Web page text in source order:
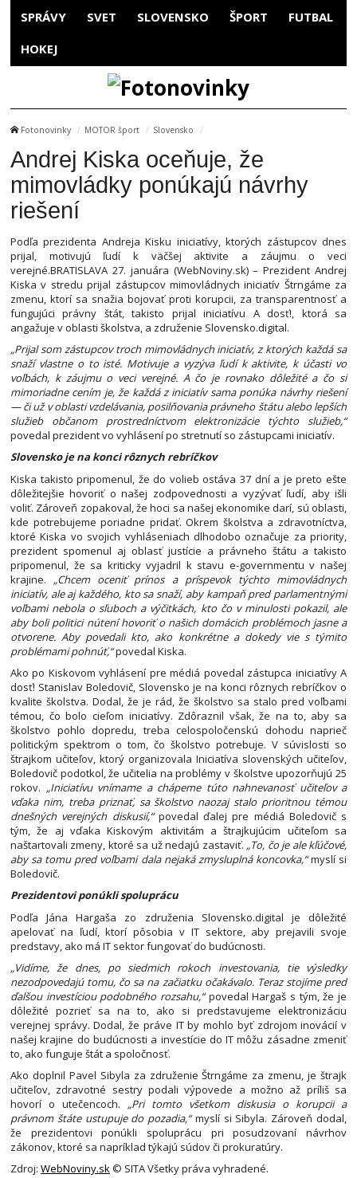
SPRÁVY SVET SLOVENSKO ŠPORT FUTBAL
HOKEJ
Fotonovinky MOTOR šport Slovensko
Andrej Kiska oceňuje, že
mimovládky ponúkajú návrhy
riešení
Podľa prezidenta Andreja Kisku iniciatívy, ktorých zástupcov dnes
prijal, motivujú ľudí k väčšej aktivite a záujmu o veci
verejné.BRATISLAVA 27. januára (WebNoviny.sk) – Prezident Andrej
Kiska v stredu prijal zástupcov mimovládnych iniciatív Štrngáme za
zmenu, ktorí sa snažia bojovať proti korupcii, za transparentnosť a
fungujúci právny štát, takisto prijal iniciatívu A dosť!, ktorá sa
angažuje v oblasti školstva, a združenie Slovensko.digital.
„Prijal som zástupcov troch mimovládnych iniciatív, z ktorých každá sa
snaží vlastne o to isté. Motivuje a vyzýva ľudí k aktivite, k účasti vo
voľbách, k záujmu o veci verejné. A čo je rovnako dôležité a čo si
mimoriadne cením je, že každá z iniciatív sama ponúka návrhy riešení
— či už v oblasti vzdelávania, posilňovania právneho štátu alebo lepších
služieb občanom prostredníctvom elektronizácie týchto služieb,“
povedal prezident vo vyhlásení po stretnutí so zástupcami iniciatív.
Slovensko je na konci rôznych rebríčkov
Kiska takisto pripomenul, že do volieb ostáva 37 dní a je preto ešte
dôležitejšie hovoriť o našej zodpovednosti a vyzývať ľudí, aby išli
voliť. Zároveň zopakoval, že hoci sa našej ekonomike darí, sú oblasti,
kde potrebujeme poriadne pridať. Okrem školstva a zdravotníctva,
ktoré Kiska vo svojich vyhláseniach dlhodobo označuje za priority,
prezident spomenul aj oblasť justície a právneho štátu a takisto
pripomenul, že sa kriticky vyjadril k stavu e-governmentu v našej
krajine. „Chcem oceniť prínos a príspevok týchto mimovládnych
iniciatív, ale aj každého, kto sa snaží, aby kampaň pred parlamentnými
voľbami nebola o sľuboch a výčitkách, kto čo v minulosti pokazil, ale
aby boli politici nútení hovoriť o našich domácich problémoch jasne a
otvorene. Aby povedali kto, ako konkrétne a dokedy vie s týmito
problémami pohnúť,“povedal Kiska.
Ako po Kiskovom vyhlásení pre médiá povedal zástupca iniciatívy A
dosť! Stanislav Boledovič, Slovensko je na konci rôznych rebríčkov o
kvalite školstva. Dodal, že je rád, že školstvo sa stalo pred voľbami
témou, čo bolo cieľom iniciatívy. Zdôraznil však, že na to, aby sa
školstvo pohlo dopredu, treba celospoločenskú dohodu naprieč
politickým spektrom o tom, čo školstvo potrebuje. V súvislosti so
štrajkom učiteľov, ktorý organizovala Iniciatíva slovenských učiteľov,
Boledovič podotkol, že učitelia na problémy v školstve upozorňujú 25
rokov. „Iniciatívu vnímame a chápeme túto nahnevanosť učiteľov a
vďaka nim, treba priznať, sa školstvo naozaj stalo prioritnou témou
dnešných verejných diskusií,“povedal ďalej pre médiá Boledovič s
tým, že aj vďaka Kiskovým aktivitám a štrajkujúcim učiteľom sa
naštartovali zmeny, ktoré sa už nedajú zastaviť. „To, čo je ale kľúčové,
aby sa tomu pred voľbami dala nejaká zmysluplná koncovka,“myslí si
Boledovič.
Prezidentovi ponúkli spoluprácu
Podľa Jána Hargaša zo združenia Slovensko.digital je dôležité
apelovať na ľudí, ktorí pôsobia v IT sektore, aby prejavili svoje
predstavy, ako má IT sektor fungovať do budúcnosti.
„Vidíme, že dnes, po siedmich rokoch investovania, tie výsledky
nezodpovedajú tomu, čo sa na začiatku očakávalo. Teraz stojíme pred
ďalšou investíciou podobného rozsahu,“povedal Hargaš s tým, že je
dôležité pozrieť sa na to, ako si predstavujeme elektronizáciu
verejnej správy. Dodal, že práve IT by mohlo byť zdrojom inovácií v
našej krajine do budúcnosti a investície do IT môžu zásadne zmeniť
to, ako funguje štát a spoločnosť.
Ako doplnil Pavel Sibyla za združenie Štrngáme za zmenu, je štrajk
učiteľov, zdravotné sestry podali výpovede a možno až príliš sa
hovorí o utečencoch. „Pri tomto všetkom diskusia o korupcii a
právnom štáte ustupuje do pozadia,“myslí si Sibyla. Zároveň dodal,
že prezidentovi ponúkli spoluprácu pri posudzovaní návrhov
zákonov, ktoré sa napríklad týkajú súdov či prokuratúry.
Zdroj: WebNoviny.sk © SITA Všetky práva vyhradené.